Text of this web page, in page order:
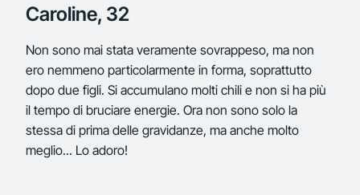
Caroline, 32
Non sono mai stata veramente sovrappeso, ma non
ero nemmeno particolarmente in forma, soprattutto
dopo due figli. Si accumulano molti chili e non si ha più
il tempo di bruciare energie. Ora non sono solo la
stessa di prima delle gravidanze, ma anche molto
meglio... Lo adoro!